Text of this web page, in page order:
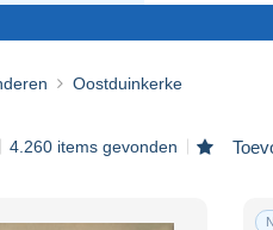
Oostduinkerke
4.260 items gevonden